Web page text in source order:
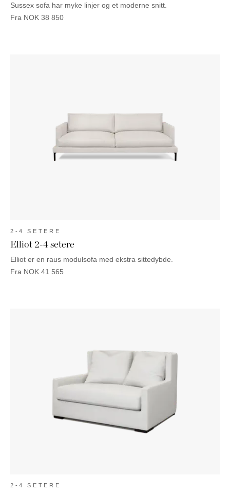
Sussex sofa har myke linjer og et moderne snitt.
Fra NOK 38 850
2-4 SETERE
Elliot 2-4 setere
Elliot er en raus modulsofa med ekstra sittedybde.
Fra NOK 41 565
2-4 SETERE